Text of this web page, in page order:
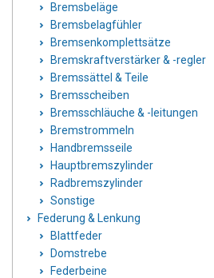
Bremsbeläge
Bremsbelagfühler
Bremsenkomplettsätze
Bremskraftverstärker & -regler
Bremssättel & Teile
Bremsscheiben
Bremsschläuche & -leitungen
Bremstrommeln
Handbremsseile
Hauptbremszylinder
Radbremszylinder
Sonstige
Federung & Lenkung
Blattfeder
Domstrebe
Federbeine